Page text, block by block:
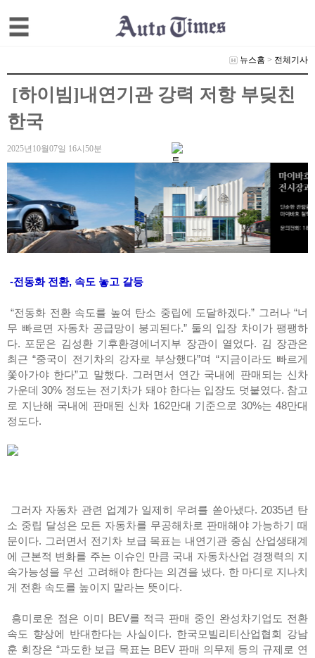
뉴스홈 > 전체기사
[하이빔]내연기관 강력 저항 부딪친
한국
2025년10월07일 16시50분
-전동화 전환, 속도 놓고 갈등
“전동화 전환 속도를 높여 탄소 중립에 도달하겠다.” 그러나 “너
무 빠르면 자동차 공급망이 붕괴된다.” 둘의 입장 차이가 팽팽하
다. 포문은 김성환 기후환경에너지부 장관이 열었다. 김 장관은
최근 “중국이 전기차의 강자로 부상했다”며 “지금이라도 빠르게
쫓아가야 한다”고 말했다. 그러면서 연간 국내에 판매되는 신차
가운데 30% 정도는 전기차가 돼야 한다는 입장도 덧붙였다. 참고
로 지난해 국내에 판매된 신차 162만대 기준으로 30%는 48만대
정도다.
그러자 자동차 관련 업계가 일제히 우려를 쏟아냈다. 2035년 탄
소 중립 달성은 모든 자동차를 무공해차로 판매해야 가능하기 때
문이다. 그러면서 전기차 보급 목표는 내연기관 중심 산업생태계
에 근본적 변화를 주는 이슈인 만큼 국내 자동차산업 경쟁력의 지
속가능성을 우선 고려해야 한다는 의견을 냈다. 한 마디로 지나치
게 전환 속도를 높이지 말라는 뜻이다.
흥미로운 점은 이미 BEV를 적극 판매 중인 완성차기업도 전환
속도 향상에 반대한다는 사실이다. 한국모빌리티산업협회 강남
훈 회장은 “과도한 보급 목표는 BEV 판매 의무제 등의 규제로 연